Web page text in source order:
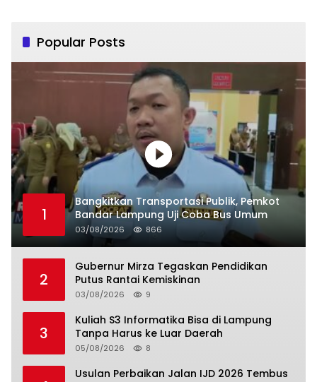
Popular Posts
1
Bangkitkan Transportasi Publik, Pemkot
Bandar Lampung Uji Coba Bus Umum
03/08/2026 866
2
Gubernur Mirza Tegaskan Pendidikan
Putus Rantai Kemiskinan
03/08/2026 9
3
Kuliah S3 Informatika Bisa di Lampung
Tanpa Harus ke Luar Daerah
05/08/2026 8
Usulan Perbaikan Jalan IJD 2026 Tembus